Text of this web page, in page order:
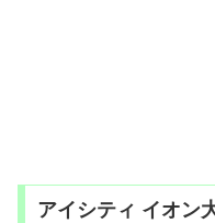
アイシティ イオン